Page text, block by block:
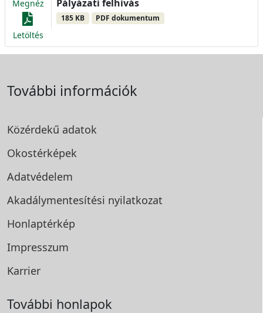
Megnéz
Letöltés
Pályázati felhívás
185 KB PDF dokumentum
További információk
Közérdekű adatok
Okostérképek
Adatvédelem
Akadálymentesítési nyilatkozat
Honlaptérkép
Impresszum
Karrier
További honlapok